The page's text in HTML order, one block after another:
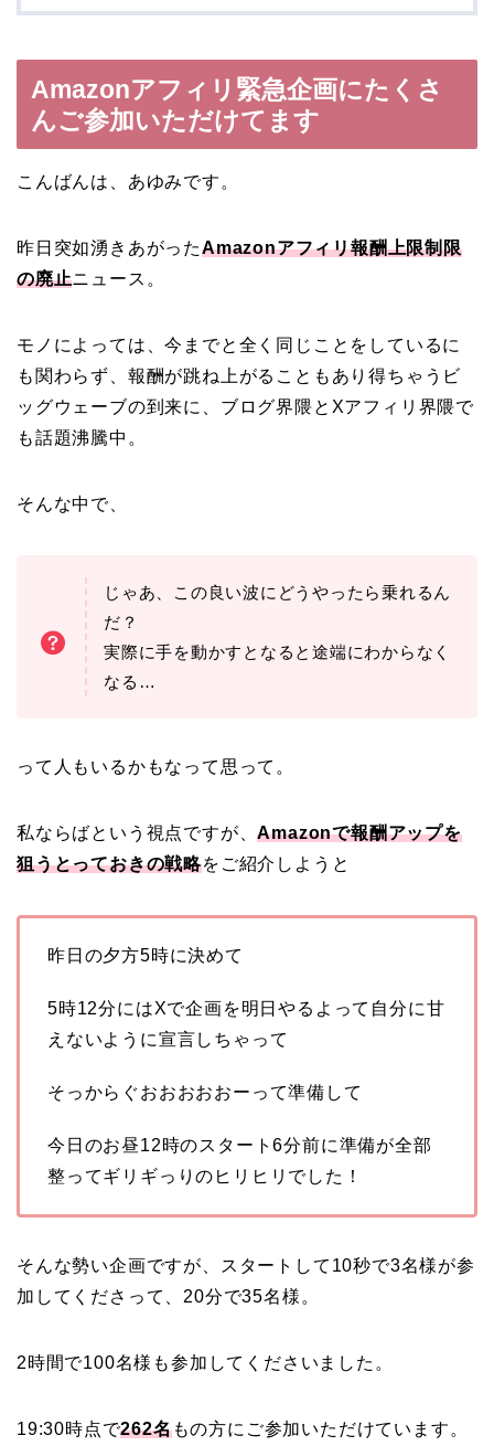
Amazonアフィリ緊急企画にたくさ
んご参加いただけてます
こんばんは、あゆみです。
昨日突如湧きあがったAmazonアフィリ報酬上限制限
の廃止ニュース。
モノによっては、今までと全く同じことをしているに
も関わらず、報酬が跳ね上がることもあり得ちゃうビ
ッグウェーブの到来に、ブログ界隈とXアフィリ界隈で
も話題沸騰中。
そんな中で、
じゃあ、この良い波にどうやったら乗れるん
だ？
実際に手を動かすとなると途端にわからなく
なる…
って人もいるかもなって思って。
私ならばという視点ですが、Amazonで報酬アップを
狙うとっておきの戦略をご紹介しようと
昨日の夕方5時に決めて
5時12分にはXで企画を明日やるよって自分に甘
えないように宣言しちゃって
そっからぐおおおおおーって準備して
今日のお昼12時のスタート6分前に準備が全部
整ってギリギっりのヒリヒリでした！
そんな勢い企画ですが、スタートして10秒で3名様が参
加してくださって、20分で35名様。
2時間で100名様も参加してくださいました。
19:30時点で262名もの方にご参加いただけています。